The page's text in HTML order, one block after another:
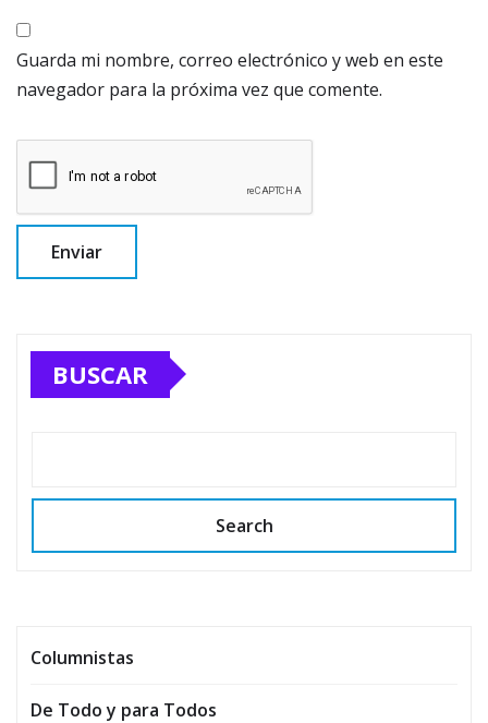
Guarda mi nombre, correo electrónico y web en este
navegador para la próxima vez que comente.
BUSCAR
Search
Columnistas
De Todo y para Todos